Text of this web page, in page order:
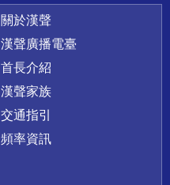
關於漢聲
漢聲廣播電臺
首長介紹
漢聲家族
交通指引
頻率資訊